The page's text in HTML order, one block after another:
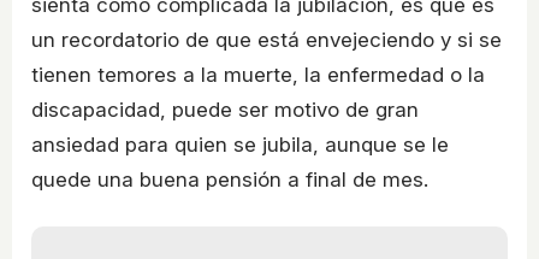
un recordatorio de que está envejeciendo y si se
tienen temores a la muerte, la enfermedad o la
discapacidad, puede ser motivo de gran
ansiedad para quien se jubila, aunque se le
quede una buena pensión a final de mes.